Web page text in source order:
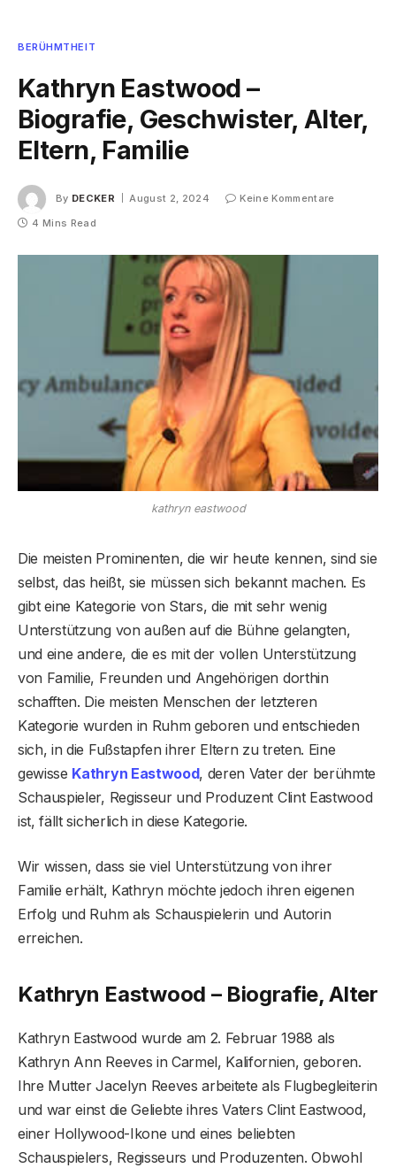
BERÜHMTHEIT
Kathryn Eastwood –
Biografie, Geschwister, Alter,
Eltern, Familie
By DECKER August 2, 2024
Keine Kommentare
4 Mins Read
kathryn eastwood
Die meisten Prominenten, die wir heute kennen, sind sie
selbst, das heißt, sie müssen sich bekannt machen. Es
gibt eine Kategorie von Stars, die mit sehr wenig
Unterstützung von außen auf die Bühne gelangten,
und eine andere, die es mit der vollen Unterstützung
von Familie, Freunden und Angehörigen dorthin
schafften. Die meisten Menschen der letzteren
Kategorie wurden in Ruhm geboren und entschieden
sich, in die Fußstapfen ihrer Eltern zu treten. Eine
gewisse Kathryn Eastwood, deren Vater der berühmte
Schauspieler, Regisseur und Produzent Clint Eastwood
ist, fällt sicherlich in diese Kategorie.
Wir wissen, dass sie viel Unterstützung von ihrer
Familie erhält, Kathryn möchte jedoch ihren eigenen
Erfolg und Ruhm als Schauspielerin und Autorin
erreichen.
Kathryn Eastwood – Biografie, Alter
Kathryn Eastwood wurde am 2. Februar 1988 als
Kathryn Ann Reeves in Carmel, Kalifornien, geboren.
Ihre Mutter Jacelyn Reeves arbeitete als Flugbegleiterin
und war einst die Geliebte ihres Vaters Clint Eastwood,
einer Hollywood-Ikone und eines beliebten
Schauspielers, Regisseurs und Produzenten. Obwohl